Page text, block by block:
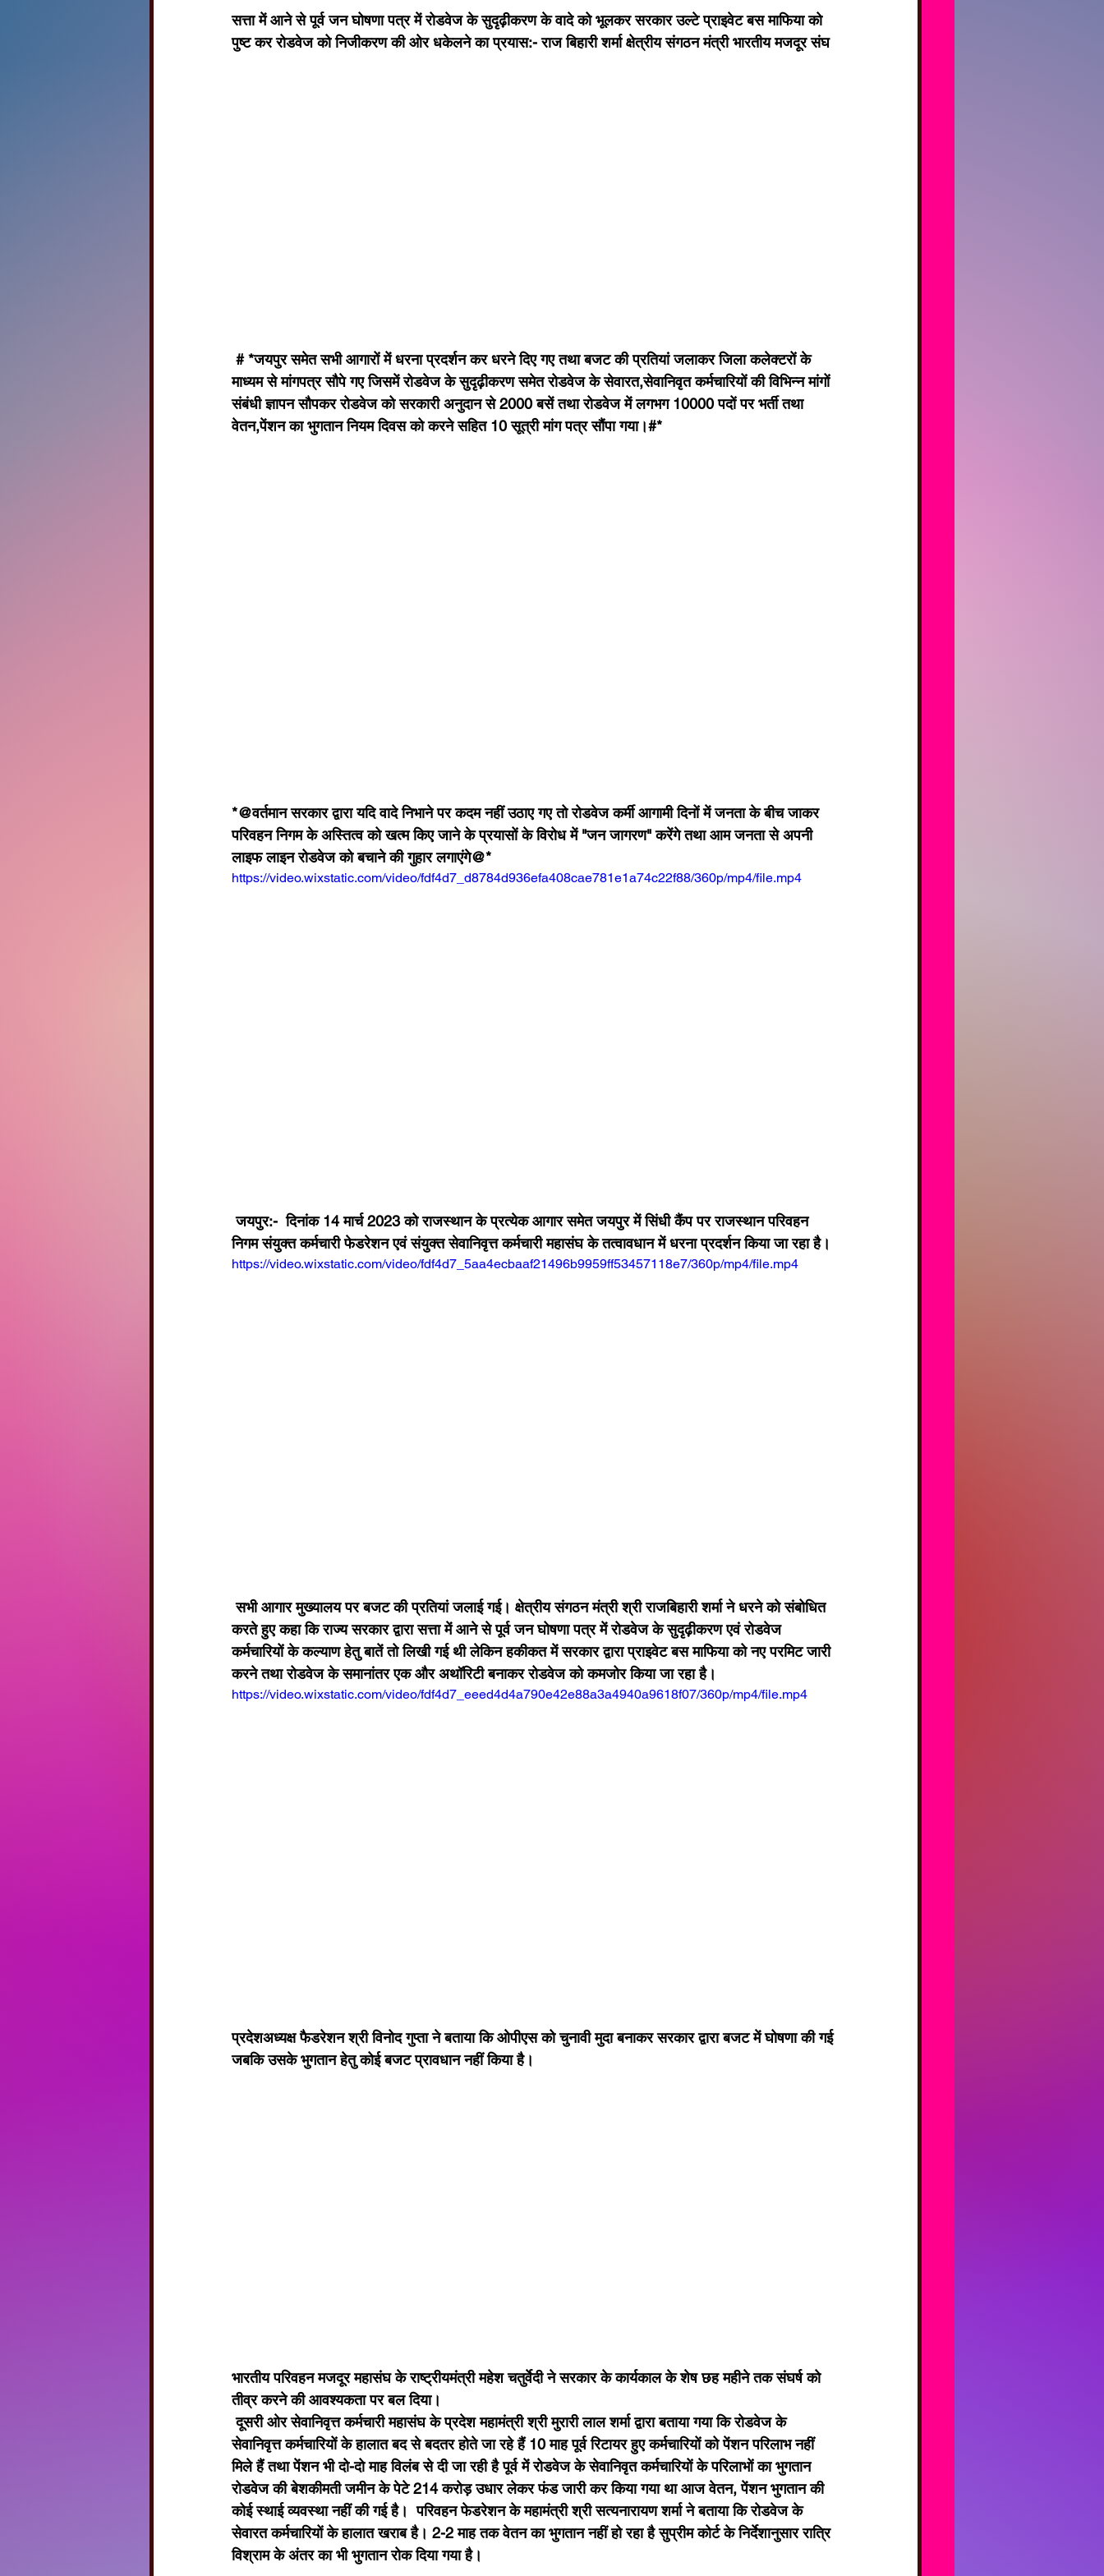
सत्ता में आने से पूर्व जन घोषणा पत्र में रोडवेज के सुदृढ़ीकरण के वादे को भूलकर सरकार उल्टे प्राइवेट बस माफिया को
पुष्ट कर रोडवेज को निजीकरण की ओर धकेलने का प्रयास:- राज बिहारी शर्मा क्षेत्रीय संगठन मंत्री भारतीय मजदूर संघ
माध्यम से मांगपत्र सौपे गए जिसमें रोडवेज के सुदृढ़ीकरण समेत रोडवेज के सेवारत,सेवानिवृत कर्मचारियों की विभिन्न मांगों
संबंधी ज्ञापन सौपकर रोडवेज को सरकारी अनुदान से 2000 बसें तथा रोडवेज में लगभग 10000 पदों पर भर्ती तथा
वेतन,पेंशन का भुगतान नियम दिवस को करने सहित 10 सूत्री मांग पत्र सौंपा गया।#*
*@वर्तमान सरकार द्वारा यदि वादे निभाने पर कदम नहीं उठाए गए तो रोडवेज कर्मी आगामी दिनों में जनता के बीच जाकर
परिवहन निगम के अस्तित्व को खत्म किए जाने के प्रयासों के विरोध में "जन जागरण" करेंगे तथा आम जनता से अपनी
लाइफ लाइन रोडवेज को बचाने की गुहार लगाएंगे@*
https://video.wixstatic.com/video/fdf4d7_d8784d936efa408cae781e1a74c22f88/360p/mp4/file.mp4
जयपुर:-  दिनांक 14 मार्च 2023 को राजस्थान के प्रत्येक आगार समेत जयपुर में सिंधी कैंप पर राजस्थान परिवहन
निगम संयुक्त कर्मचारी फेडरेशन एवं संयुक्त सेवानिवृत्त कर्मचारी महासंघ के तत्वावधान में धरना प्रदर्शन किया जा रहा है।
https://video.wixstatic.com/video/fdf4d7_5aa4ecbaaf21496b9959ff53457118e7/360p/mp4/file.mp4
सभी आगार मुख्यालय पर बजट की प्रतियां जलाई गई। क्षेत्रीय संगठन मंत्री श्री राजबिहारी शर्मा ने धरने को संबोधित
करते हुए कहा कि राज्य सरकार द्वारा सत्ता में आने से पूर्व जन घोषणा पत्र में रोडवेज के सुदृढ़ीकरण एवं रोडवेज
कर्मचारियों के कल्याण हेतु बातें तो लिखी गई थी लेकिन हकीकत में सरकार द्वारा प्राइवेट बस माफिया को नए परमिट जारी
करने तथा रोडवेज के समानांतर एक और अथॉरिटी बनाकर रोडवेज को कमजोर किया जा रहा है।
https://video.wixstatic.com/video/fdf4d7_eeed4d4a790e42e88a3a4940a9618f07/360p/mp4/file.mp4
प्रदेशअध्यक्ष फैडरेशन श्री विनोद गुप्ता ने बताया कि ओपीएस को चुनावी मुदा बनाकर सरकार द्वारा बजट में घोषणा की गई
जबकि उसके भुगतान हेतु कोई बजट प्रावधान नहीं किया है।
भारतीय परिवहन मजदूर महासंघ के राष्ट्रीयमंत्री महेश चतुर्वेदी ने सरकार के कार्यकाल के शेष छह महीने तक संघर्ष को
तीव्र करने की आवश्यकता पर बल दिया।
दूसरी ओर सेवानिवृत्त कर्मचारी महासंघ के प्रदेश महामंत्री श्री मुरारी लाल शर्मा द्वारा बताया गया कि रोडवेज के
सेवानिवृत्त कर्मचारियों के हालात बद से बदतर होते जा रहे हैं 10 माह पूर्व रिटायर हुए कर्मचारियों को पेंशन परिलाभ नहीं
मिले हैं तथा पेंशन भी दो-दो माह विलंब से दी जा रही है पूर्व में रोडवेज के सेवानिवृत कर्मचारियों के परिलाभों का भुगतान
रोडवेज की बेशकीमती जमीन के पेटे 214 करोड़ उधार लेकर फंड जारी कर किया गया था आज वेतन, पेंशन भुगतान की
कोई स्थाई व्यवस्था नहीं की गई है।  परिवहन फेडरेशन के महामंत्री श्री सत्यनारायण शर्मा ने बताया कि रोडवेज के
सेवारत कर्मचारियों के हालात खराब है। 2-2 माह तक वेतन का भुगतान नहीं हो रहा है सुप्रीम कोर्ट के निर्देशानुसार रात्रि
विश्राम के अंतर का भी भुगतान रोक दिया गया है।